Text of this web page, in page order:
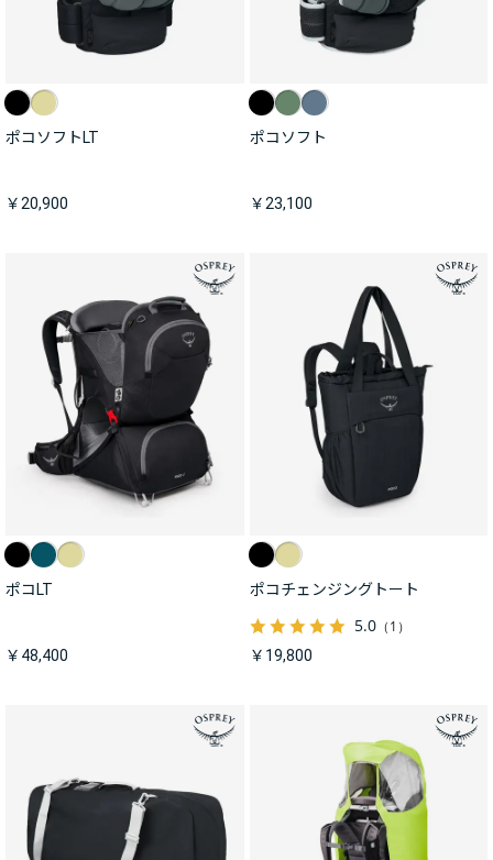
ポコソフトLT
￥20,900
ポコソフト
￥23,100
ポコLT
￥48,400
ポコチェンジングトート
5.0（1）
￥19,800